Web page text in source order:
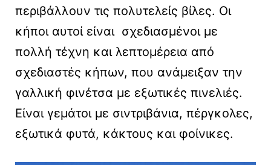
περιβάλλουν τις πολυτελείς βίλες. Οι
κήποι αυτοί είναι σχεδιασμένοι με
πολλή τέχνη και λεπτομέρεια από
σχεδιαστές κήπων, που ανάμειξαν την
γαλλική φινέτσα με εξωτικές πινελιές.
Είναι γεμάτοι με σιντριβάνια, πέργκολες,
εξωτικά φυτά, κάκτους και φοίνικες.